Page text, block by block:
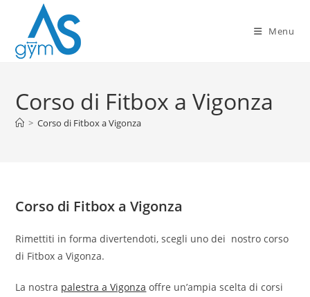
contenuto
Menu
Corso di Fitbox a Vigonza
> Corso di Fitbox a Vigonza
Corso di Fitbox a Vigonza
Rimettiti in forma divertendoti, scegli uno dei nostro corso
di Fitbox a Vigonza.
La nostra palestra a Vigonza offre un’ampia scelta di corsi